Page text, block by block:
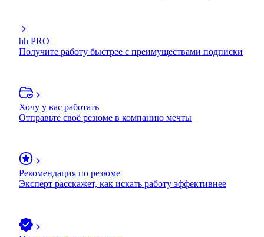
hh PRO
Получите работу быстрее с преимуществами подписки
Хочу у вас работать
Отправьте своё резюме в компанию мечты
Рекомендация по резюме
Эксперт расскажет, как искать работу эффективнее